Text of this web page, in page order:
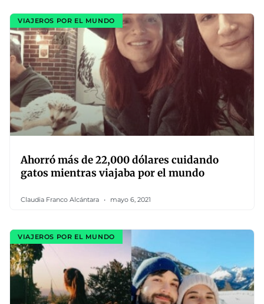
VIAJEROS POR EL MUNDO
Ahorró más de 22,000 dólares cuidando
gatos mientras viajaba por el mundo
Claudia Franco Alcántara mayo 6, 2021
VIAJEROS POR EL MUNDO